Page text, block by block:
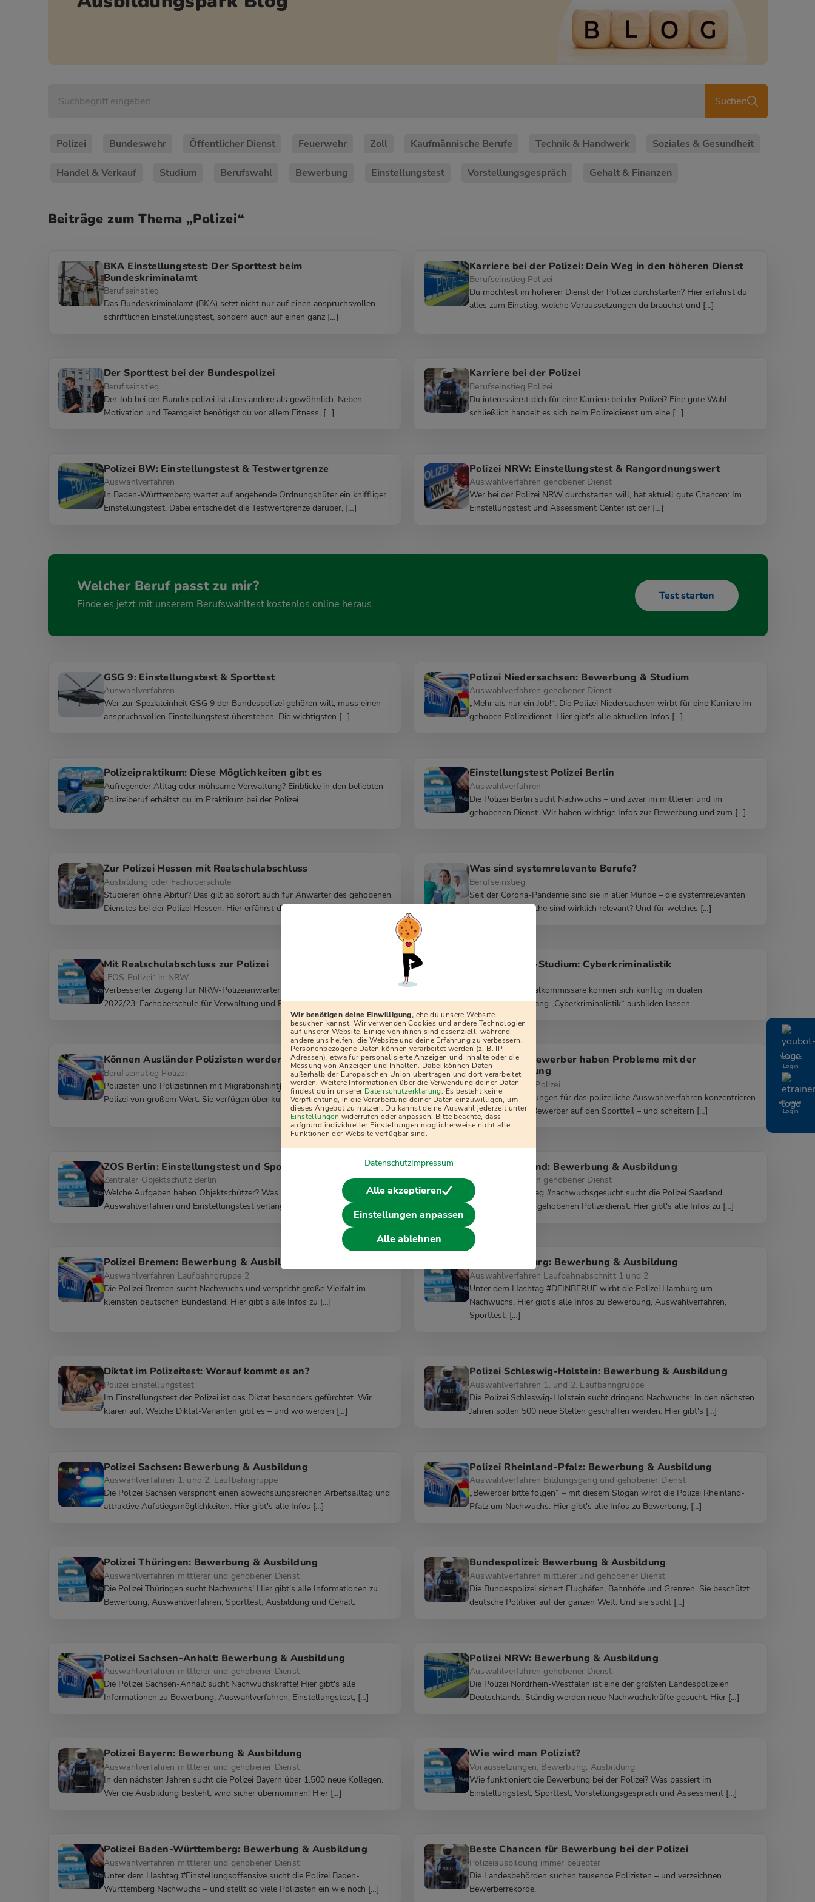
YouBot
Login
eTrainer
Login
Suchen
Polizei Bundeswehr Öffentlicher Dienst Feuerwehr Zoll Kaufmännische Berufe Technik & Handwerk Soziales & Gesundheit
Handel & Verkauf Studium Berufswahl Bewerbung Einstellungstest Vorstellungsgespräch Gehalt & Finanzen
Beiträge zum Thema „Polizei“
BKA Einstellungstest: Der Sporttest beim
Bundeskriminalamt
Berufseinstieg
Das Bundeskriminalamt (BKA) setzt nicht nur auf einen anspruchsvollen
schriftlichen Einstellungstest, sondern auch auf einen ganz […]
Karriere bei der Polizei: Dein Weg in den höheren Dienst
Berufseinstieg Polizei
Du möchtest im höheren Dienst der Polizei durchstarten? Hier erfährst du
alles zum Einstieg, welche Voraussetzungen du brauchst und […]
Der Sporttest bei der Bundespolizei
Berufseinstieg
Der Job bei der Bundespolizei ist alles andere als gewöhnlich. Neben
Motivation und Teamgeist benötigst du vor allem Fitness, […]
Karriere bei der Polizei
Berufseinstieg Polizei
Du interessierst dich für eine Karriere bei der Polizei? Eine gute Wahl –
schließlich handelt es sich beim Polizeidienst um eine […]
Polizei BW: Einstellungstest & Testwertgrenze
Auswahlverfahren
In Baden-Württemberg wartet auf angehende Ordnungshüter ein kniffliger
Einstellungstest. Dabei entscheidet die Testwertgrenze darüber, […]
Polizei NRW: Einstellungstest & Rangordnungswert
Auswahlverfahren gehobener Dienst
Wer bei der Polizei NRW durchstarten will, hat aktuell gute Chancen: Im
Einstellungstest und Assessment Center ist der […]
Welcher Beruf passt zu mir?
Finde es jetzt mit unserem Berufswahltest kostenlos online heraus.
Test starten
GSG 9: Einstellungstest & Sporttest
Auswahlverfahren
Wer zur Spezialeinheit GSG 9 der Bundespolizei gehören will, muss einen
anspruchsvollen Einstellungstest überstehen. Die wichtigsten […]
Polizei Niedersachsen: Bewerbung & Studium
Auswahlverfahren gehobener Dienst
„Mehr als nur ein Job!“: Die Polizei Niedersachsen wirbt für eine Karriere im
gehoben Polizeidienst. Hier gibt's alle aktuellen Infos […]
Polizeipraktikum: Diese Möglichkeiten gibt es
Aufregender Alltag oder mühsame Verwaltung? Einblicke in den beliebten
Polizeiberuf erhältst du im Praktikum bei der Polizei.
Einstellungstest Polizei Berlin
Auswahlverfahren
Die Polizei Berlin sucht Nachwuchs – und zwar im mittleren und im
gehobenen Dienst. Wir haben wichtige Infos zur Bewerbung und zum […]
Zur Polizei Hessen mit Realschulabschluss
Ausbildung oder Fachoberschule
Studieren ohne Abitur? Das gilt ab sofort auch für Anwärter des gehobenen
Dienstes bei der Polizei Hessen. Hier erfährst du, wie du […]
Was sind systemrelevante Berufe?
Berufseinstieg
Seit der Corona-Pandemie sind sie in aller Munde – die systemrelevanten
Berufe. Doch welche sind wirklich relevant? Und für welches […]
Mit Realschulabschluss zur Polizei
„FOS Polizei“ in NRW
Verbesserter Zugang für NRW-Polizeianwärter mit mittlerer Reife ab
2022/23: Fachoberschule für Verwaltung und Rechtspflege, […]
Neues Polizei-Studium: Cyberkriminalistik
Hessische Kriminalkommissare können sich künftig im dualen
Bachelorstudiengang „Cyberkriminalistik“ ausbilden lassen.
Können Ausländer Polizisten werden?
Berufseinstieg Polizei
Polizisten und Polizistinnen mit Migrationshintergrund sind für die deutsche
Polizei von großem Wert: Sie verfügen über kulturelles […]
Viele Polizeibewerber haben Probleme mit der
Rechtschreibung
Einstellungstest Polizei
Bei den Vorbereitungen für das polizeiliche Auswahlverfahren konzentrieren
sich die meisten Bewerber auf den Sportteil – und scheitern […]
ZOS Berlin: Einstellungstest und Sporttest
Zentraler Objektschutz Berlin
Welche Aufgaben haben Objektschützer? Was wird beim ZOS Berlin im
Auswahlverfahren und Einstellungstest verlangt?
Polizei Saarland: Bewerbung & Ausbildung
Auswahlverfahren gehobener Dienst
Unter dem Hashtag #nachwuchsgesucht sucht die Polizei Saarland
Anwärter für den gehobenen Polizeidienst. Hier gibt's alle Infos zu […]
Polizei Bremen: Bewerbung & Ausbildung
Auswahlverfahren Laufbahngruppe 2
Die Polizei Bremen sucht Nachwuchs und verspricht große Vielfalt im
kleinsten deutschen Bundesland. Hier gibt's alle Infos zu […]
Polizei Hamburg: Bewerbung & Ausbildung
Auswahlverfahren Laufbahnabschnitt 1 und 2
Unter dem Hashtag #DEINBERUF wirbt die Polizei Hamburg um
Nachwuchs. Hier gibt's alle Infos zu Bewerbung, Auswahlverfahren,
Sporttest, […]
Diktat im Polizeitest: Worauf kommt es an?
Polizei Einstellungstest
Im Einstellungstest der Polizei ist das Diktat besonders gefürchtet. Wir
klären auf: Welche Diktat-Varianten gibt es – und wo werden […]
Polizei Schleswig-Holstein: Bewerbung & Ausbildung
Auswahlverfahren 1. und 2. Laufbahngruppe
Die Polizei Schleswig-Holstein sucht dringend Nachwuchs: In den nächsten
Jahren sollen 500 neue Stellen geschaffen werden. Hier gibt's […]
Polizei Sachsen: Bewerbung & Ausbildung
Auswahlverfahren 1. und 2. Laufbahngruppe
Die Polizei Sachsen verspricht einen abwechslungsreichen Arbeitsalltag und
attraktive Aufstiegsmöglichkeiten. Hier gibt's alle Infos […]
Polizei Rheinland-Pfalz: Bewerbung & Ausbildung
Auswahlverfahren Bildungsgang und gehobener Dienst
„Bewerber bitte folgen“ – mit diesem Slogan wirbt die Polizei Rheinland-
Pfalz um Nachwuchs. Hier gibt's alle Infos zu Bewerbung, […]
Polizei Thüringen: Bewerbung & Ausbildung
Auswahlverfahren mittlerer und gehobener Dienst
Die Polizei Thüringen sucht Nachwuchs! Hier gibt's alle Informationen zu
Bewerbung, Auswahlverfahren, Sporttest, Ausbildung und Gehalt.
Bundespolizei: Bewerbung & Ausbildung
Auswahlverfahren mittlerer und gehobener Dienst
Die Bundespolizei sichert Flughäfen, Bahnhöfe und Grenzen. Sie beschützt
deutsche Politiker auf der ganzen Welt. Und sie sucht […]
Polizei Sachsen-Anhalt: Bewerbung & Ausbildung
Auswahlverfahren mittlerer und gehobener Dienst
Die Polizei Sachsen-Anhalt sucht Nachwuchskräfte! Hier gibt's alle
Informationen zu Bewerbung, Auswahlverfahren, Einstellungstest, […]
Polizei NRW: Bewerbung & Ausbildung
Auswahlverfahren gehobener Dienst
Die Polizei Nordrhein-Westfalen ist eine der größten Landespolizeien
Deutschlands. Ständig werden neue Nachwuchskräfte gesucht. Hier […]
Polizei Bayern: Bewerbung & Ausbildung
Auswahlverfahren mittlerer und gehobener Dienst
In den nächsten Jahren sucht die Polizei Bayern über 1.500 neue Kollegen.
Wer die Ausbildung besteht, wird sicher übernommen! Hier […]
Wie wird man Polizist?
Voraussetzungen, Bewerbung, Ausbildung
Wie funktioniert die Bewerbung bei der Polizei? Was passiert im
Einstellungstest, Sporttest, Vorstellungsgespräch und Assessment […]
Polizei Baden-Württemberg: Bewerbung & Ausbildung
Auswahlverfahren mittlerer und gehobener Dienst
Unter dem Hashtag #Einstellungsoffensive sucht die Polizei Baden-
Württemberg Nachwuchs – und stellt so viele Polizisten ein wie noch […]
Beste Chancen für Bewerbung bei der Polizei
Polizeiausbildung immer beliebter
Die Landesbehörden suchen tausende Polizisten – und verzeichnen
Bewerberrekorde.
j
Wir benötigen deine Einwilligung, ehe du unsere Website
besuchen kannst. Wir verwenden Cookies und andere Technologien
auf unserer Website. Einige von ihnen sind essenziell, während
andere uns helfen, die Website und deine Erfahrung zu verbessern.
Personenbezogene Daten können verarbeitet werden (z. B. IP-
Adressen), etwa für personalisierte Anzeigen und Inhalte oder die
Messung von Anzeigen und Inhalten. Dabei können Daten
außerhalb der Europäischen Union übertragen und dort verarbeitet
werden. Weitere Informationen über die Verwendung deiner Daten
findest du in unserer Datenschutzerklärung. Es besteht keine
Verpflichtung, in die Verarbeitung deiner Daten einzuwilligen, um
dieses Angebot zu nutzen. Du kannst deine Auswahl jederzeit unter
Einstellungen widerrufen oder anpassen. Bitte beachte, dass
aufgrund individueller Einstellungen möglicherweise nicht alle
Funktionen der Website verfügbar sind.
DatenschutzImpressum
Alle akzeptieren
Einstellungen anpassen
Alle ablehnen